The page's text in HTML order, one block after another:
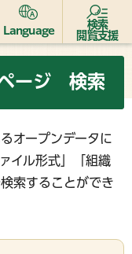
Language
検索
閲覧支援
ページ 検索
オープンデータに
イル形式」「組織
索することができ